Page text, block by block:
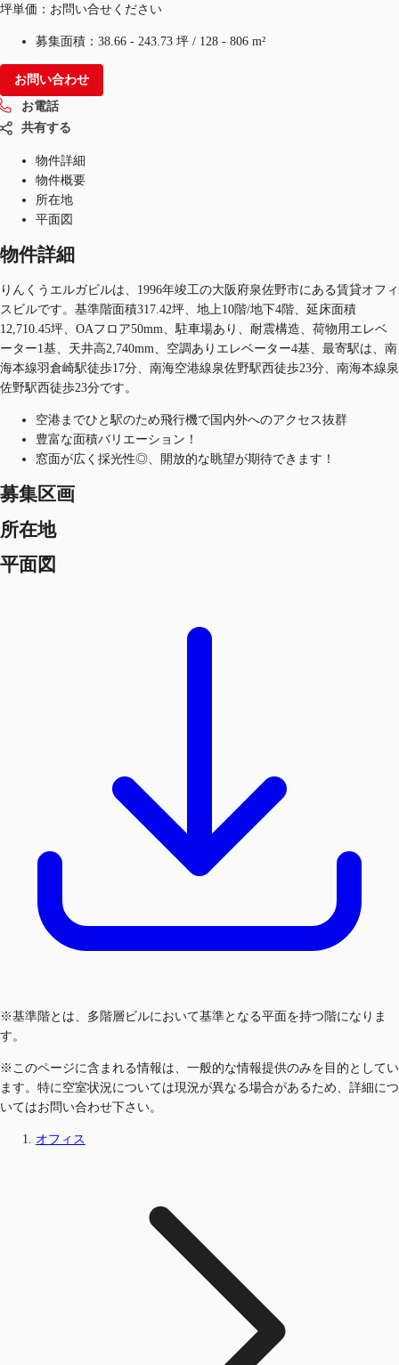
坪単価：お問い合せください
募集面積： 38.66 - 243.73 坪 / 128 - 806 m²
お問い合わせ
お電話
共有する
物件詳細
物件概要
所在地
平面図
物件詳細
りんくうエルガビルは、1996年竣工の大阪府泉佐野市にある賃貸オフィ
スビルです。基準階面積317.42坪、地上10階/地下4階、延床面積
12,710.45坪、OAフロア50mm、駐車場あり、耐震構造、荷物用エレベ
ーター1基、天井高2,740mm、空調ありエレベーター4基、最寄駅は、南
海本線羽倉崎駅徒歩17分、南海空港線泉佐野駅西徒歩23分、南海本線泉
佐野駅西徒歩23分です。
空港までひと駅のため飛行機で国内外へのアクセス抜群
豊富な面積バリエーション！
窓面が広く採光性◎、開放的な眺望が期待できます！
募集区画
所在地
平面図
※基準階とは、多階層ビルにおいて基準となる平面を持つ階になりま
す。
※このページに含まれる情報は、一般的な情報提供のみを目的としてい
ます。特に空室状況については現況が異なる場合があるため、詳細につ
いてはお問い合わせ下さい。
オフィス